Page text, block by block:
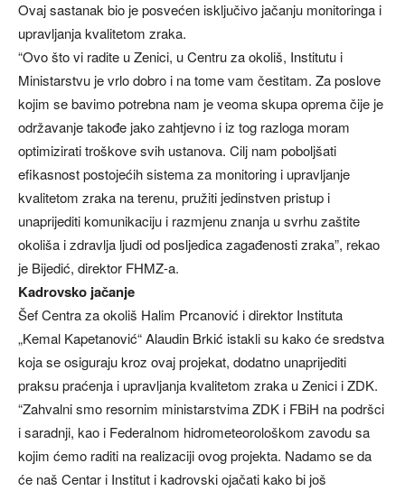
Ovaj sastanak bio je posvećen isključivo jačanju monitoringa i
upravljanja kvalitetom zraka.
“Ovo što vi radite u Zenici, u Centru za okoliš, Institutu i
Ministarstvu je vrlo dobro i na tome vam čestitam. Za poslove
kojim se bavimo potrebna nam je veoma skupa oprema čije je
održavanje takođe jako zahtjevno i iz tog razloga moram
optimizirati troškove svih ustanova. Cilj nam poboljšati
efikasnost postojećih sistema za monitoring i upravljanje
kvalitetom zraka na terenu, pružiti jedinstven pristup i
unaprijediti komunikaciju i razmjenu znanja u svrhu zaštite
okoliša i zdravlja ljudi od posljedica zagađenosti zraka”, rekao
je Bijedić, direktor FHMZ-a.
Kadrovsko jačanje
Šef Centra za okoliš Halim Prcanović i direktor Instituta
„Kemal Kapetanović“ Alaudin Brkić istakli su kako će sredstva
koja se osiguraju kroz ovaj projekat, dodatno unaprijediti
praksu praćenja i upravljanja kvalitetom zraka u Zenici i ZDK.
“Zahvalni smo resornim ministarstvima ZDK i FBiH na podršci
i saradnji, kao i Federalnom hidrometeorološkom zavodu sa
kojim ćemo raditi na realizaciji ovog projekta. Nadamo se da
će naš Centar i Institut i kadrovski ojačati kako bi još